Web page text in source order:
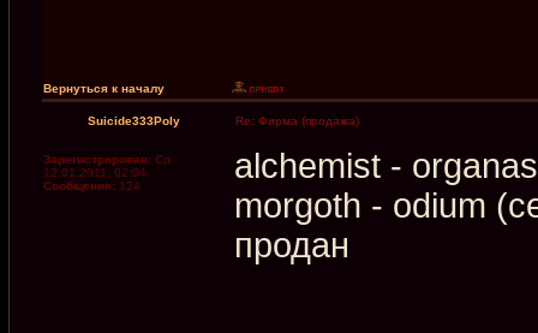
Вернуться к началу
Suicide333Poly Re: Фирма (продажа)
Зарегистрирован: Ср
12.01.2011, 02:04
Сообщения: 124
alchemist -
morgoth - odium
продан